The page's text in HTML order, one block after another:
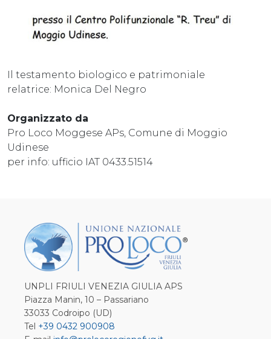
Il testamento biologico e patrimoniale
relatrice: Monica Del Negro
Organizzato da
Pro Loco Moggese APs, Comune di Moggio
Udinese
per info: ufficio IAT 0433.51514
UNPLI FRIULI VENEZIA GIULIA APS
Piazza Manin, 10 – Passariano
33033 Codroipo (UD)
Tel +39 0432 900908